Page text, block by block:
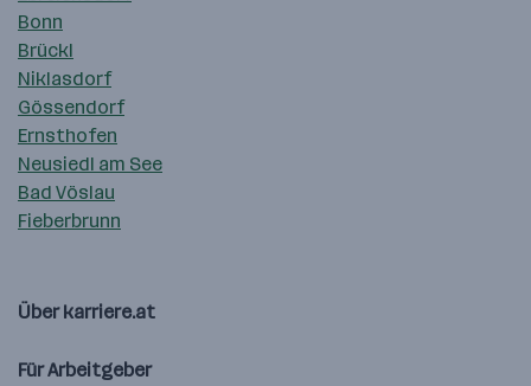
Bonn
Brückl
Niklasdorf
Gössendorf
Ernsthofen
Neusiedl am See
Bad Vöslau
Fieberbrunn
Über karriere.at
Für Arbeitgeber